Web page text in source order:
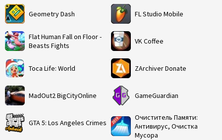
Geometry Dash
Flat Human Fall on Floor -
Beasts Fights
Toca Life: World
MadOut2 BigCityOnline
GTA 5: Los Angeles Crimes
FL Studio Mobile
VK Coffee
ZArchiver Donate
GameGuardian
Очиститель Памяти:
Антивирус, Очистка
Мусора